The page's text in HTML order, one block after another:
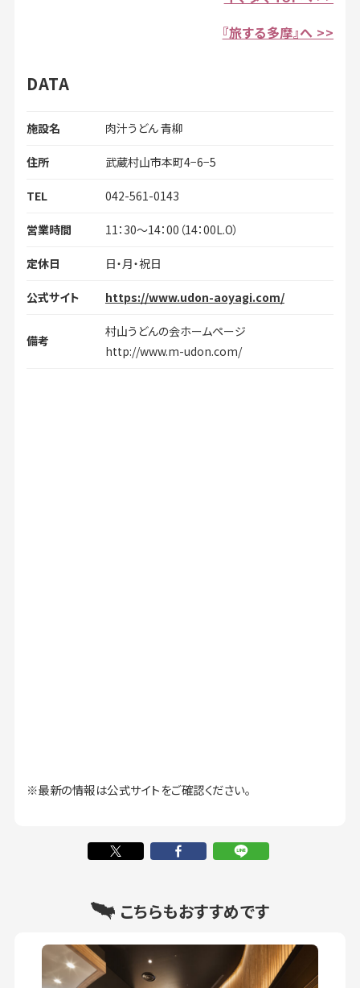
『旅する多摩』へ >>
DATA
施設名 肉汁うどん 青柳
住所 武蔵村山市本町4−6−5
TEL 042-561-0143
営業時間 11：30〜14：00（14：00L.O）
定休日 日・月・祝日
公式サイト https://www.udon-aoyagi.com/
備考
村山うどんの会ホームページ
http://www.m-udon.com/
※最新の情報は公式サイトをご確認ください。
こちらもおすすめです